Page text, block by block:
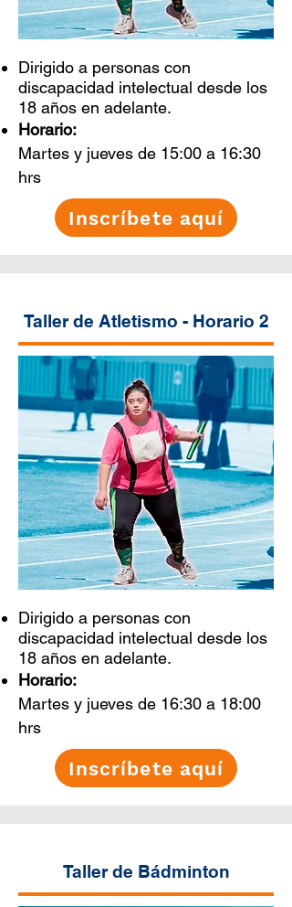
Dirigido a personas con
discapacidad intelectual desde los
18 años en adelante.
Horario:
Martes y jueves de 15:00 a 16:30
hrs
Inscríbete aquí
Taller de Atletismo - Horario 2
Dirigido a personas con
discapacidad intelectual desde los
18 años en adelante.
Horario:
Martes y jueves de 16:30 a 18:00
hrs
Inscríbete aquí
Taller de Bádminton